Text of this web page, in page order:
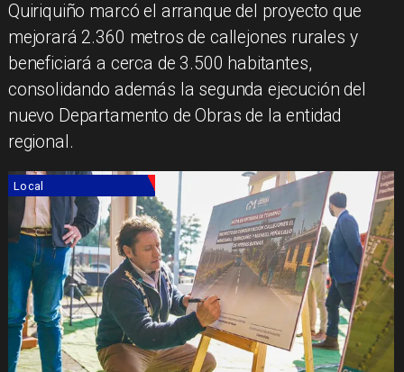
Quiriquiño marcó el arranque del proyecto que
mejorará 2.360 metros de callejones rurales y
beneficiará a cerca de 3.500 habitantes,
consolidando además la segunda ejecución del
nuevo Departamento de Obras de la entidad
regional.
Local